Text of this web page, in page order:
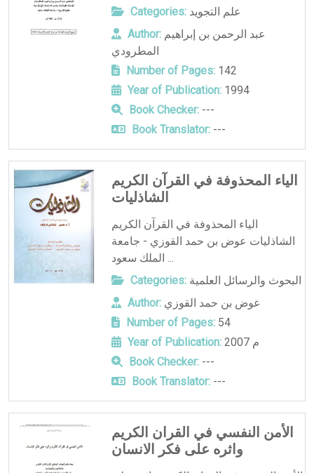
Categories: علم التجويد
Author: عبد الرحمن بن إبراهيم
المطرودي
Number of Pages:142
Year of Publication:1994
Book Checker:---
Book Translator:---
الياء المحذوفة في القرآن الكريم
الشاذليات
الياء المحذوفة في القرآن الكريم
الشاذليات عوض بن حمد القوزي - جامعة
الملك سعود ...
Categories: البحوث والرسائل العلمية
Author: عوض بن حمد القوزي
Number of Pages:54
Year of Publication:
2007 م
Book Checker:---
Book Translator:---
الأمن النفسي في القران الكريم
واثره على فكر الانسان